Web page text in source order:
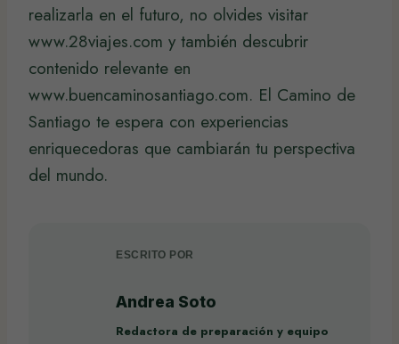
realizarla en el futuro, no olvides visitar
www.28viajes.com y también descubrir
contenido relevante en
www.buencaminosantiago.com. El Camino de
Santiago te espera con experiencias
enriquecedoras que cambiarán tu perspectiva
del mundo.
ESCRITO POR
Andrea Soto
Redactora de preparación y equipo